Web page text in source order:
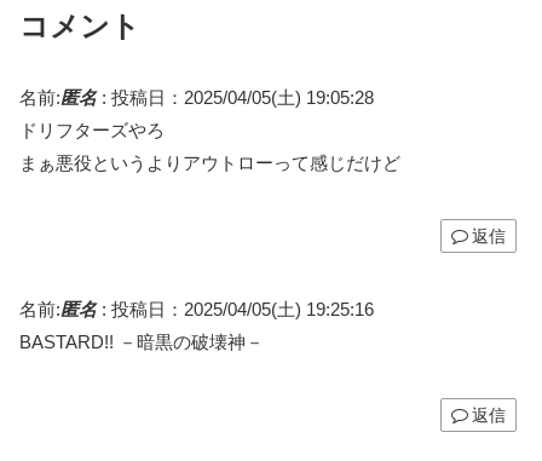
コメント
名前:匿名: 投稿日：2025/04/05(土) 19:05:28
ドリフターズやろ
まぁ悪役というよりアウトローって感じだけど
返信
名前:匿名: 投稿日：2025/04/05(土) 19:25:16
BASTARD!! －暗黒の破壊神－
返信